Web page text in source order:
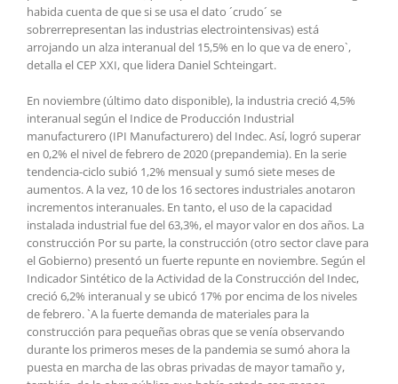
habida cuenta de que si se usa el dato ´crudo´ se
sobrerrepresentan las industrias electrointensivas) está
arrojando un alza interanual del 15,5% en lo que va de enero`,
detalla el CEP XXI, que lidera Daniel Schteingart.
En noviembre (último dato disponible), la industria creció 4,5%
interanual según el Indice de Producción Industrial
manufacturero (IPI Manufacturero) del Indec. Así, logró superar
en 0,2% el nivel de febrero de 2020 (prepandemia). En la serie
tendencia-ciclo subió 1,2% mensual y sumó siete meses de
aumentos. A la vez, 10 de los 16 sectores industriales anotaron
incrementos interanuales. En tanto, el uso de la capacidad
instalada industrial fue del 63,3%, el mayor valor en dos años. La
construcción Por su parte, la construcción (otro sector clave para
el Gobierno) presentó un fuerte repunte en noviembre. Según el
Indicador Sintético de la Actividad de la Construcción del Indec,
creció 6,2% interanual y se ubicó 17% por encima de los niveles
de febrero. `A la fuerte demanda de materiales para la
construcción para pequeñas obras que se venía observando
durante los primeros meses de la pandemia se sumó ahora la
puesta en marcha de las obras privadas de mayor tamaño y,